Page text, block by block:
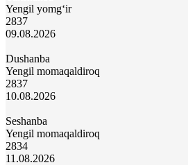
Yengil yomg‘ir
2837
09.08.2026
Dushanba
Yengil momaqaldiroq
2837
10.08.2026
Seshanba
Yengil momaqaldiroq
2834
11.08.2026